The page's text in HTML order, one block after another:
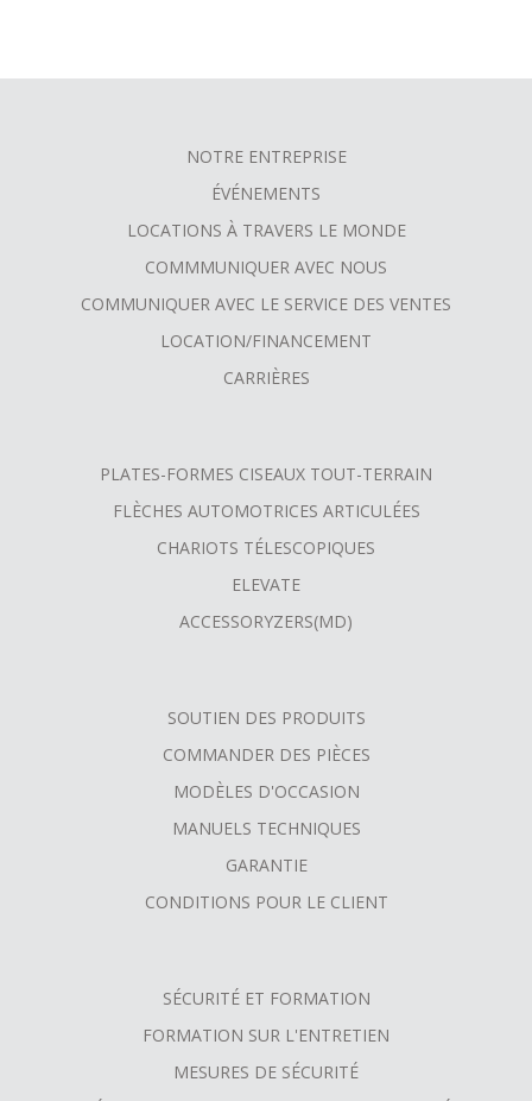
MENU
NOTRE ENTREPRISE
ÉVÉNEMENTS
LOCATIONS À TRAVERS LE MONDE
COMMMUNIQUER AVEC NOUS
COMMUNIQUER AVEC LE SERVICE DES VENTES
LOCATION/FINANCEMENT
CARRIÈRES
PLATES-FORMES CISEAUX TOUT-TERRAIN
FLÈCHES AUTOMOTRICES ARTICULÉES
CHARIOTS TÉLESCOPIQUES
ELEVATE
ACCESSORYZERS(MD)
SOUTIEN DES PRODUITS
COMMANDER DES PIÈCES
MODÈLES D'OCCASION
MANUELS TECHNIQUES
GARANTIE
CONDITIONS POUR LE CLIENT
SÉCURITÉ ET FORMATION
FORMATION SUR L'ENTRETIEN
MESURES DE SÉCURITÉ